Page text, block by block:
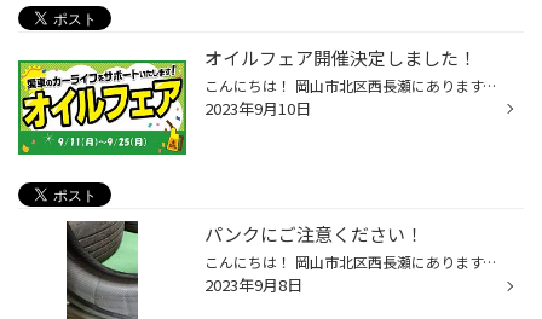
オイルフェア開催決定しました！
こんにちは！ 岡山市北区西長瀬にあります、タイヤ館岡山西長瀬店スタッフのスマスです！ いつも当店をご利用いただきまして誠にありがとうございます！ この度 2023年9月11日(月)～2023年9月25日(月) の期間中オイルフェアの開催が決定しました！ オイル交換がお得になるこのチャンスにぜひご来店...
2023年9月10日
パンクにご注意ください！
こんにちは！ 岡山市北区西長瀬にあります、タイヤ館岡山西長瀬店スタッフのスマスです！ いつも当店のWEBページをご覧いただきありがとうございます！！ 西長瀬店の最寄り駅の北長瀬駅はショッピングモールや大きな病院もあります！ 駅からも西長瀬店は近いのでショッピングの前などにお気軽にお寄...
2023年9月8日